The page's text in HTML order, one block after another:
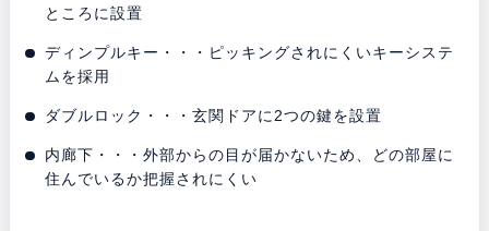
ところに設置
ディンプルキー・・・ピッキングされにくいキーシステ
ムを採用
ダブルロック・・・玄関ドアに2つの鍵を設置
内廊下・・・外部からの目が届かないため、どの部屋に
住んでいるか把握されにくい